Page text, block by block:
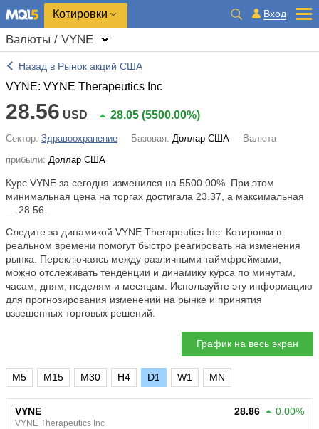
Котировки Вход
Валюты / VYNE
Назад в Рынок акций США
VYNE: VYNE Therapeutics Inc
28.56 USD 28.05 (5500.00%)
Сектор: Здравоохранение Базовая: Доллар США
Валюта
прибыли: Доллар США
Курс VYNE за сегодня изменился на 5500.00% . При этом
минимальная цена на торгах достигала 23.37, а максимальная
— 28.56.
Следите за динамикой VYNE Therapeutics Inc. Котировки в
реальном времени помогут быстро реагировать на изменения
рынка. Переключаясь между различными таймфреймами,
можно отслеживать тенденции и динамику курса по минутам,
часам, дням, неделям и месяцам. Используйте эту информацию
для прогнозирования изменений на рынке и принятия
взвешенных торговых решений.
График на весь экран
M5 M15 M30 H4 D1 W1 MN
VYNE
VYNE Therapeutics Inc
28.86 0.00%